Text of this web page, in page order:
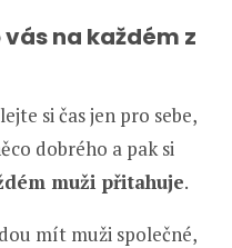
na každém z
si čas jen pro sebe,
dobrého a pak si
muži přitahuje.
mít muži společné,